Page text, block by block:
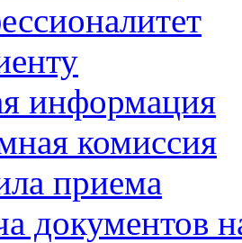
информация
комиссия
приема
документов